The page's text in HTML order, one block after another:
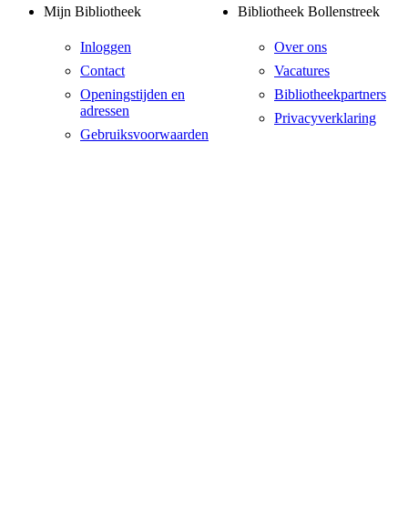
Mijn Bibliotheek
Inloggen
Contact
Openingstijden en
adressen
Gebruiksvoorwaarden
Bibliotheek Bollenstreek
Over ons
Vacatures
Bibliotheekpartners
Privacyverklaring